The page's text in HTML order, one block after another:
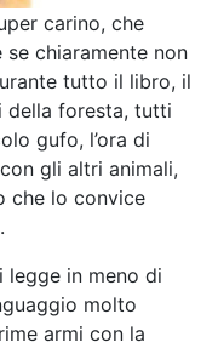
carino, che
se chiaramente non
tutto il libro, il
della foresta, tutti
gufo, l’ora di
gli altri animali,
che lo convice
legge in meno di
molto
armi con la